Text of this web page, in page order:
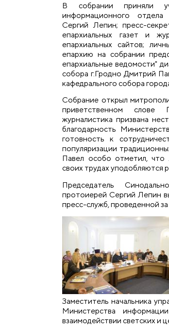
В собрании приняли
информационного отдела
Сергий Лепин; пресс-
епархиальных газет и
епархиальных сайтов;
епархию на собрании
епархиальные ведомости"
собора г.Гродно Дмитрий
кафедрального собора
Собрание открыл
приветственном слове
журналистика призвана
благодарность
готовность к
популяризации
Павел особо отметил, что
своих трудах уподобляются
Председатель
протоиерей Сергий Лепин
пресс-служб, проведенной
Заместитель начальника
Министерства
взаимодействии светских и